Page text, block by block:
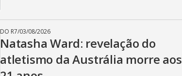
DO R7/03/08/2026
Natasha Ward: revelação do
atletismo da Austrália morre aos